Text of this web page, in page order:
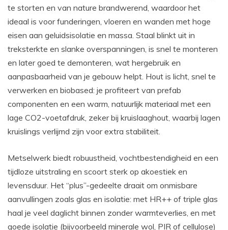
te storten en van nature brandwerend, waardoor het
ideaal is voor funderingen, vloeren en wanden met hoge
eisen aan geluidsisolatie en massa. Staal blinkt uit in
treksterkte en slanke overspanningen, is snel te monteren
en later goed te demonteren, wat hergebruik en
aanpasbaarheid van je gebouw helpt. Hout is licht, snel te
verwerken en biobased: je profiteert van prefab
componenten en een warm, natuurlijk materiaal met een
lage CO2-voetafdruk, zeker bij kruislaaghout, waarbij lagen
kruislings verlijmd zijn voor extra stabiliteit.
Metselwerk biedt robuustheid, vochtbestendigheid en een
tijdloze uitstraling en scoort sterk op akoestiek en
levensduur. Het “plus”-gedeelte draait om onmisbare
aanvullingen zoals glas en isolatie: met HR++ of triple glas
haal je veel daglicht binnen zonder warmteverlies, en met
goede isolatie (bijvoorbeeld minerale wol, PIR of cellulose)